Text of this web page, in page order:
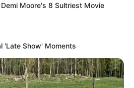
Moore's 8 Sultriest Movie
'Late Show' Moments